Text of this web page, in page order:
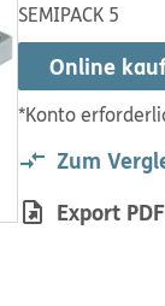
SEMIPACK 5
Online
*Konto
Zum
Export PDF